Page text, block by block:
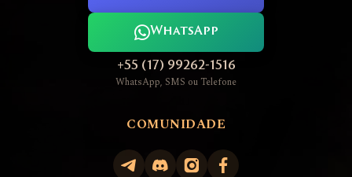
WhatsApp
+55 (17) 99262-1516
WhatsApp, SMS ou Telefone
COMUNIDADE